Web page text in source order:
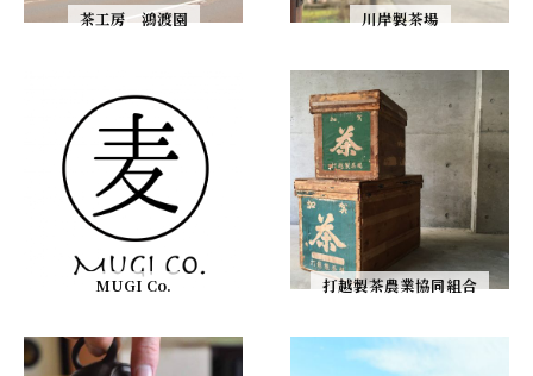
茶工房 鴻渡園 川岸製茶場
MUGI Co. 打越製茶農業協同組合